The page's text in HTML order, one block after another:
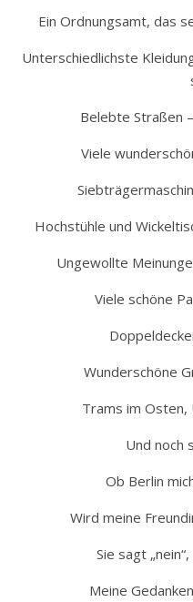
Ein Ordnungsamt, das
Unterschiedlichste
Belebte Straßen
Viele
Hochstühle und
Ungewollte
Viele schöne
Wunderschöne
Trams im Osten,
Und noch
Ob Berlin
Wird meine
Sie sagt
Meine